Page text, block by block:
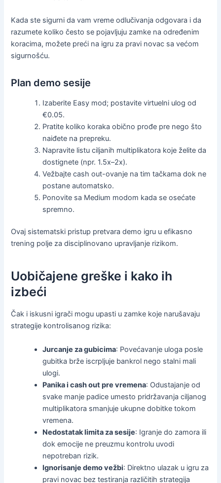
Kada ste sigurni da vam vreme odlučivanja odgovara i da
razumete koliko često se pojavljuju zamke na određenim
koracima, možete preći na igru za pravi novac sa većom
sigurnošću.
Plan demo sesije
Izaberite Easy mod; postavite virtuelni ulog od
€0.05.
Pratite koliko koraka obično prođe pre nego što
naiđete na prepreku.
Napravite listu ciljanih multiplikatora koje želite da
dostignete (npr. 1.5x–2x).
Vežbajte cash out-ovanje na tim tačkama dok ne
postane automatsko.
Ponovite sa Medium modom kada se osećate
spremno.
Ovaj sistematski pristup pretvara demo igru u efikasno
trening polje za disciplinovano upravljanje rizikom.
Uobičajene greške i kako ih
izbeći
Čak i iskusni igrači mogu upasti u zamke koje narušavaju
strategije kontrolisanog rizika:
Jurcanje za gubicima: Povećavanje uloga posle
gubitka brže iscrpljuje bankrol nego stalni mali
ulogi.
Panika i cash out pre vremena: Odustajanje od
svake manje padice umesto pridržavanja ciljanog
multiplikatora smanjuje ukupne dobitke tokom
vremena.
Nedostatak limita za sesije: Igranje do zamora ili
dok emocije ne preuzmu kontrolu uvodi
nepotreban rizik.
Ignorisanje demo vežbi: Direktno ulazak u igru za
pravi novac bez testiranja različitih strategija